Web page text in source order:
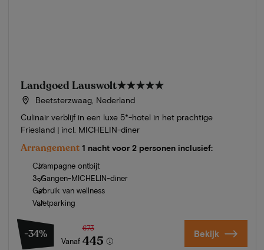
Landgoed Lauswolt★★★★★
Beetsterzwaag, Nederland
Culinair verblijf in een luxe 5*-hotel in het prachtige
Friesland | incl. MICHELIN-diner
Arrangement 1 nacht voor 2 personen inclusief:
Champagne ontbijt
3-Gangen-MICHELIN-diner
Gebruik van wellness
Valetparking
-34%
Vanaf
673
445 Bekijk